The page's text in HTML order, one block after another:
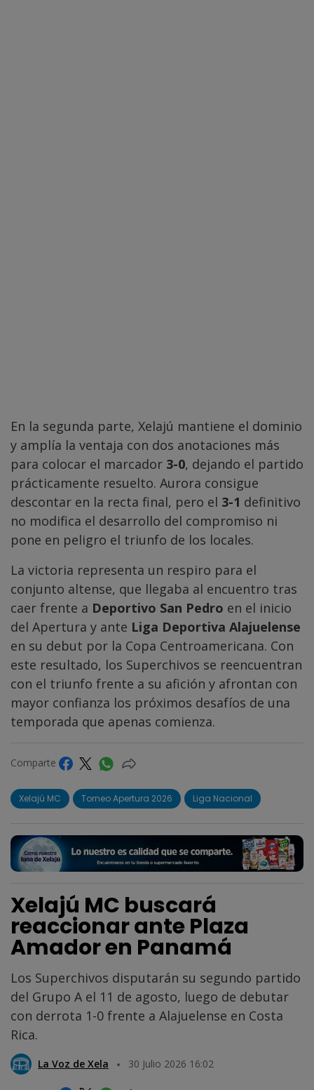
En la segunda parte, Xelajú mantiene el dominio
y amplía la ventaja con dos anotaciones más
para colocar el marcador 3-0, dejando el partido
prácticamente resuelto. Aurora consigue
descontar en la recta final, pero el 3-1 definitivo
no modifica el desarrollo del compromiso ni
pone en peligro el triunfo de los locales.
La victoria representa un respiro para el
conjunto altense, que llegaba al encuentro tras
caer frente a Deportivo San Pedro en el inicio
del Apertura y ante Liga Deportiva Alajuelense
en su debut por la Copa Centroamericana. Con
este resultado, los Superchivos se reencuentran
con el triunfo frente a su afición y afrontan con
mayor confianza los próximos desafíos de una
temporada que apenas comienza.
Comparte
Xelajú MC Torneo Apertura 2026 Liga Nacional
Xelajú MC buscará
reaccionar ante Plaza
Amador en Panamá
Los Superchivos disputarán su segundo partido
del Grupo A el 11 de agosto, luego de debutar
con derrota 1-0 frente a Alajuelense en Costa
Rica.
La Voz de Xela 30 Julio 2026 16:02